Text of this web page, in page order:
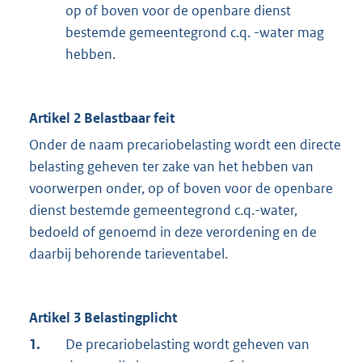
op of boven voor de openbare dienst
bestemde gemeentegrond c.q. -water mag
hebben.
Artikel 2 Belastbaar feit
Onder de naam precariobelasting wordt een directe
belasting geheven ter zake van het hebben van
voorwerpen onder, op of boven voor de openbare
dienst bestemde gemeentegrond c.q.-water,
bedoeld of genoemd in deze verordening en de
daarbij behorende tarieventabel.
Artikel 3 Belastingplicht
1.
De precariobelasting wordt geheven van